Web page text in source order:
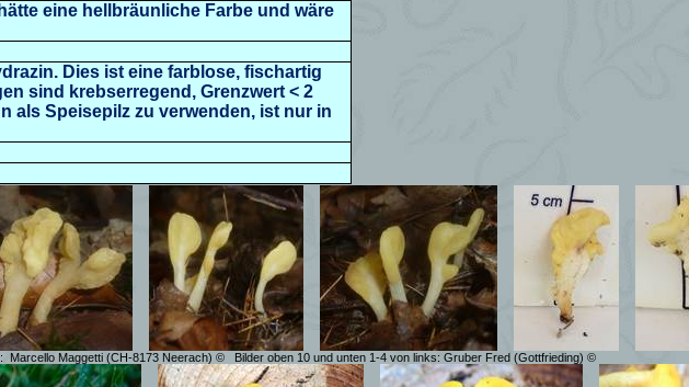
eine hellbräunliche Farbe und wäre
Dies ist eine farblose, fischartig
sind krebserregend, Grenzwert < 2
als Speisepilz zu verwenden, ist nur in
Marcello Maggetti (CH-8173 Neerach) © Bilder oben 10 und unten 1-4 von links: Gruber Fred (Gottfrieding) ©